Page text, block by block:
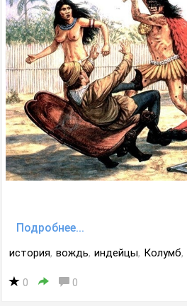
Подробнее...
история, вождь, индейцы, Колумб,
0 0